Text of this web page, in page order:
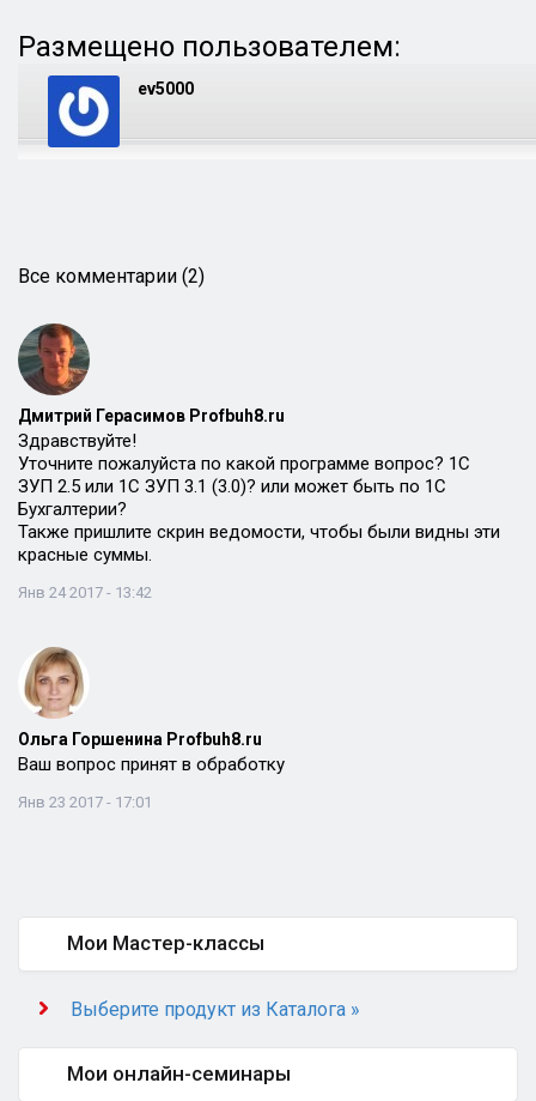
Размещено пользователем:
ev5000
Все комментарии (2)
Дмитрий Герасимов Profbuh8.ru
Здравствуйте!
Уточните пожалуйста по какой программе вопрос? 1С
ЗУП 2.5 или 1С ЗУП 3.1 (3.0)? или может быть по 1С
Бухгалтерии?
Также пришлите скрин ведомости, чтобы были видны эти
красные суммы.
Янв 24 2017 - 13:42
Ольга Горшенина Profbuh8.ru
Ваш вопрос принят в обработку
Янв 23 2017 - 17:01
Мои Мастер-классы
Выберите продукт из Каталога »
Мои онлайн-семинары